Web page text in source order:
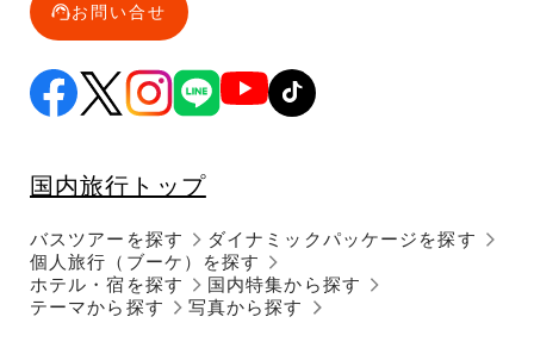
お問い合せ
国内旅行トップ
バスツアーを探す
個人旅行（ブーケ）を探す
ダイナミックパッケージを探す
ホテル・宿を探す
国内特集から探す
テーマから探す
写真から探す